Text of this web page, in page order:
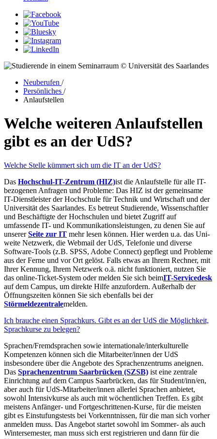
© Universität des Saarlandes
Neuberufen /
Persönliches /
Anlaufstellen
Welche weiteren Anlaufstellen
gibt es an der UdS?
Welche Stelle kümmert sich um die IT an der UdS?
Das Hochschul-IT-Zentrum (HIZ)ist die Anlaufstelle für alle IT-
bezogenen Anfragen und Probleme: Das HIZ ist der gemeinsame
IT-Dienstleister der Hochschule für Technik und Wirtschaft und der
Universität des Saarlandes. Es betreut Studierende, Wissenschaftler
und Beschäftigte der Hochschulen und bietet Zugriff auf
umfassende IT- und Kommunikationsleistungen, zu denen Sie auf
unsererSeite zur IT mehr lesen können. Hier werden u.a. das Uni-
weite Netzwerk, die Webmail der UdS, Telefonie und diverse
Software-Tools (z.B. SPSS, Adobe Connect) gepflegt und Probleme
aus der Ferne und vor Ort gelöst. Falls etwas an Ihrem Rechner, mit
Ihrer Kennung, Ihrem Netzwerk o.ä. nicht funktioniert, nutzen Sie
das online-Ticket-System oder melden Sie sich beimIT-Servicedesk
auf dem Campus, um direkte Hilfe anzufordern. Außerhalb der
Öffnungszeiten können Sie sich ebenfalls bei der
Störmeldezentralemelden.
Ich brauche einen Sprachkurs. Gibt es an der UdS die Möglichkeit,
Sprachkurse zu belegen?
Sprachen/Fremdsprachen sowie internationale/interkulturelle
Kompetenzen können sich die Mitarbeiter/innen der UdS
insbesondere über die Angebote des Sprachenzentrums aneignen.
Das Sprachenzentrum Saarbrücken (SZSB) ist eine zentrale
Einrichtung auf dem Campus Saarbrücken, das für Student/inn/en,
aber auch für UdS-Mitarbeiter/innen allerlei Sprachen anbietet,
sowohl Intensivkurse als auch mit wöchentlichen Treffen. Es gibt
meistens Anfänger- und Fortgeschrittenen-Kurse, für die meisten
gibt es Einstufungstests bei Vorkenntnissen, für die man sich vorher
anmelden muss. Das Angebot startet sowohl im Sommer- als auch
Wintersemester, man muss sich erst registrieren und dann für die